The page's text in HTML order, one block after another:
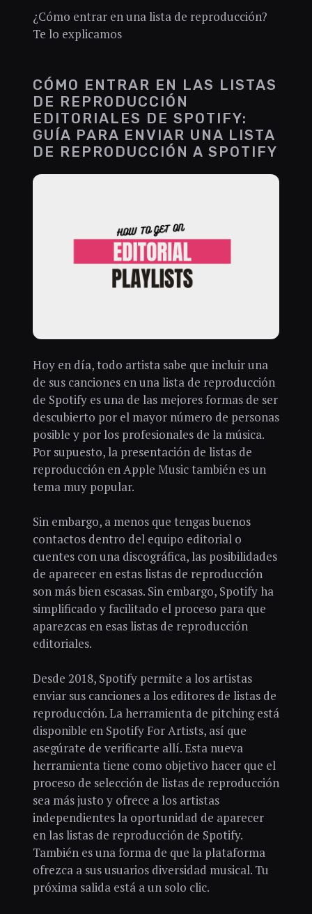
¿Cómo entrar en una lista de reproducción?
Te lo explicamos
CÓMO ENTRAR EN LAS LISTAS
DE REPRODUCCIÓN
EDITORIALES DE SPOTIFY:
GUÍA PARA ENVIAR UNA LISTA
DE REPRODUCCIÓN A SPOTIFY
Hoy en día, todo artista sabe que incluir una
de sus canciones en una lista de reproducción
de Spotify es una de las mejores formas de ser
descubierto por el mayor número de personas
posible y por los profesionales de la música.
Por supuesto, la presentación de listas de
reproducción en Apple Music también es un
tema muy popular.
Sin embargo, a menos que tengas buenos
contactos dentro del equipo editorial o
cuentes con una discográfica, las posibilidades
de aparecer en estas listas de reproducción
son más bien escasas. Sin embargo, Spotify ha
simplificado y facilitado el proceso para que
aparezcas en esas listas de reproducción
editoriales.
Desde 2018, Spotify permite a los artistas
enviar sus canciones a los editores de listas de
reproducción. La herramienta de pitching está
disponible en Spotify For Artists, así que
asegúrate de verificarte allí. Esta nueva
herramienta tiene como objetivo hacer que el
proceso de selección de listas de reproducción
sea más justo y ofrece a los artistas
independientes la oportunidad de aparecer
en las listas de reproducción de Spotify.
También es una forma de que la plataforma
ofrezca a sus usuarios diversidad musical. Tu
próxima salida está a un solo clic.